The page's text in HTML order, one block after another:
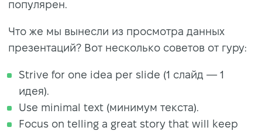
популярен.
Что же мы вынесли из просмотра данных
презентаций? Вот несколько советов от гуру:
Strive for one idea per slide (1 слайд — 1
идея).
Use minimal text (минимум текста).
Focus on telling a great story that will keep